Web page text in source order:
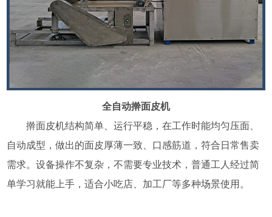
全自动擀面皮机
擀面皮机结构简单、运行平稳，在工作时能均匀压面、
自动成型，做出的面皮厚薄一致、口感筋道，符合日常售卖
需求。设备操作不复杂，不需要专业技术，普通工人经过简
单学习就能上手，适合小吃店、加工厂等多种场景使用。